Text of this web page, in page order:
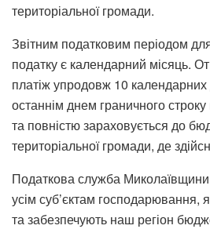
територіальної громади.
Звітним податковим періодом
податку є календарний місяць.
платіж упродовж 10
останнім днем граничного
та повністю зараховується до
територіальної громади, де
Податкова служба
усім суб’єктам господарювання,
та забезпечують наш регіон